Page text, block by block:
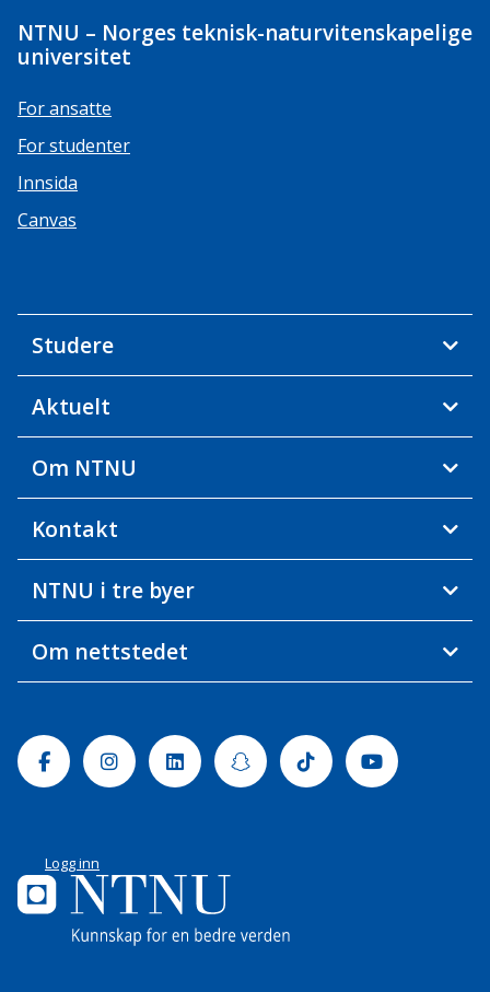
NTNU – Norges teknisk-naturvitenskapelige
universitet
For ansatte
For studenter
Innsida
Canvas
Studere
Aktuelt
Om NTNU
Kontakt
NTNU i tre byer
Om nettstedet
FacebookInstagramLinkedinSnapchatTiktok Youtube
Logg inn